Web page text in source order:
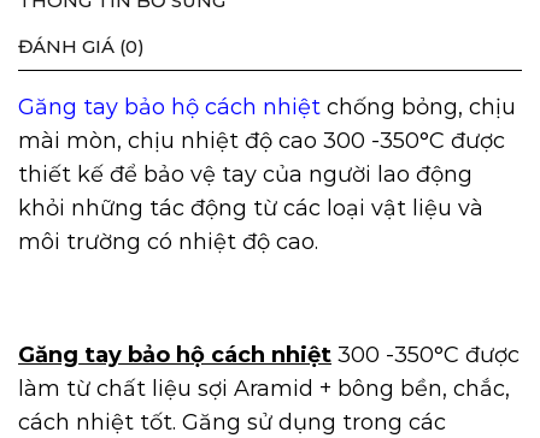
ĐÁNH GIÁ (0)
Găng tay bảo hộ cách nhiệt chống bỏng, chịu
mài mòn, chịu nhiệt độ cao 300 -350°C được
thiết kế để bảo vệ tay của người lao động
khỏi những tác động từ các loại vật liệu và
môi trường có nhiệt độ cao.
Găng tay bảo hộ cách nhiệt 300 -350°C được
làm từ chất liệu sợi Aramid + bông bền, chắc,
cách nhiệt tốt. Găng sử dụng trong các